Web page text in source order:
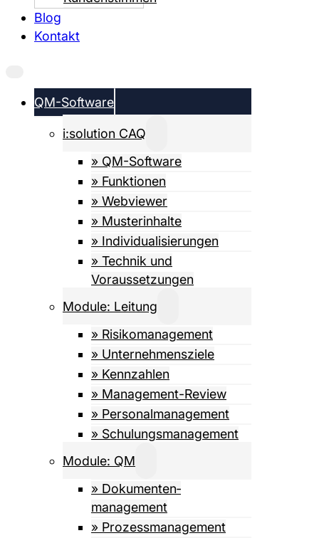
Blog
Kontakt
QM-Software
i:solution CAQ
» QM-Software
» Funktionen
» Webviewer
» Musterinhalte
» Individualisierungen
» Technik und
Voraussetzungen
Module: Leitung
» Risiko­management
» Unternehmensziele
» Kennzahlen
» Management-Review
» Personalmanagement
» Schulungsmanagement
Module: QM
» Dokumenten­­
management
» Prozess­management